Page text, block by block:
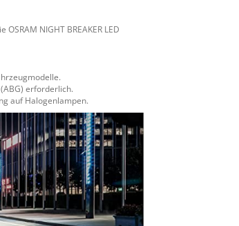
OSRAM NIGHT BREAKER LED
erforderlich.
auf Halogenlampen.